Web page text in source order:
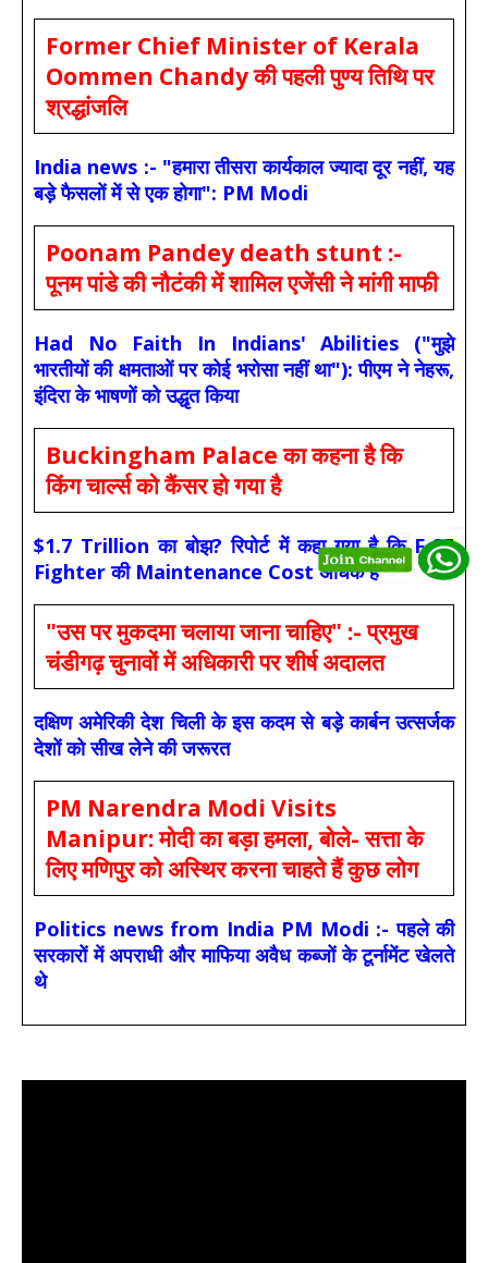
Former Chief Minister of Kerala
Oommen Chandy की पहली पुण्य तिथि पर
श्रद्धांजलि
India news :- "हमारा तीसरा कार्यकाल ज्यादा दूर नहीं, यह
बड़े फैसलों में से एक होगा": PM Modi
Poonam Pandey death stunt :-
पूनम पांडे की नौटंकी में शामिल एजेंसी ने मांगी माफी
Had No Faith In Indians' Abilities ("मुझे
भारतीयों की क्षमताओं पर कोई भरोसा नहीं था"): पीएम ने नेहरू,
इंदिरा के भाषणों को उद्धृत किया
Buckingham Palace का कहना है कि
किंग चार्ल्स को कैंसर हो गया है
$1.7 Trillion का बोझ? रिपोर्ट में कहा गया है कि F-35
Fighter की Maintenance Cost अधिक है
"उस पर मुकदमा चलाया जाना चाहिए" :- प्रमुख
चंडीगढ़ चुनावों में अधिकारी पर शीर्ष अदालत
दक्षिण अमेरिकी देश चिली के इस कदम से बड़े कार्बन उत्सर्जक
देशों को सीख लेने की जरूरत
PM Narendra Modi Visits
Manipur: मोदी का बड़ा हमला, बोले- सत्ता के
लिए मणिपुर को अस्थिर करना चाहते हैं कुछ लोग
Politics news from India PM Modi :- पहले की
सरकारों में अपराधी और माफिया अवैध कब्जों के टूर्नामेंट खेलते
थे